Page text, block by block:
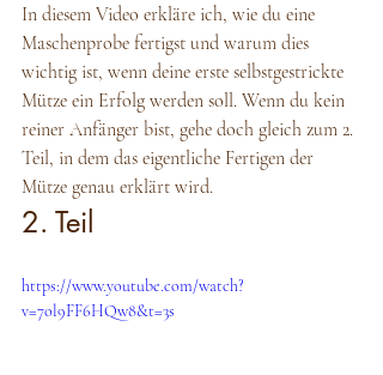
In diesem Video erkläre ich, wie du eine
Maschenprobe fertigst und warum dies
wichtig ist, wenn deine erste selbstgestrickte
Mütze ein Erfolg werden soll. Wenn du kein
reiner Anfänger bist, gehe doch gleich zum 2.
Teil, in dem das eigentliche Fertigen der
Mütze genau erklärt wird.
2. Teil
https://www.youtube.com/watch?
v=7ol9FF6HQw8&t=3s